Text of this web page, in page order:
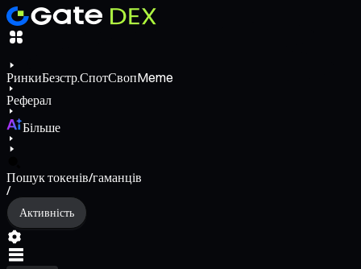
РинкиБезстр.СпотСвопMeme
Реферал
Більше
Пошук токенів/гаманців
/
Активність